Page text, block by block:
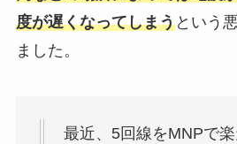
度が遅くなってしまうという
ました。
最近、5回線をMNPで